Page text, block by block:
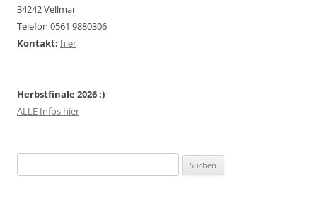
34242 Vellmar
Telefon 0561 9880306
Kontakt: hier
Herbstfinale 2026 :)
ALLE Infos hier
nach: